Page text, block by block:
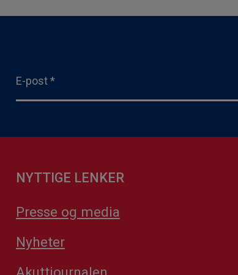
E-post*
NYTTIGE LENKER
Presse og media
Nyheter